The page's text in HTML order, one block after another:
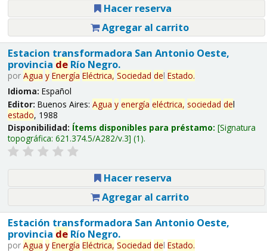
Hacer reserva
Agregar al carrito
Estacion transformadora San Antonio Oeste,
provincia deRío Negro.
por Agua y Energía Eléctrica, Sociedad del Estado.
Idioma: Español
Editor: Buenos Aires: Agua y energía eléctrica, sociedad del
estado, 1988
Disponibilidad: Ítems disponibles para préstamo: Signatura
topográfica: 621.374.5/A282/v.3 (1).
Hacer reserva
Agregar al carrito
Estación transformadora San Antonio Oeste,
provincia deRío Negro.
por Agua y Energía Eléctrica, Sociedad del Estado.